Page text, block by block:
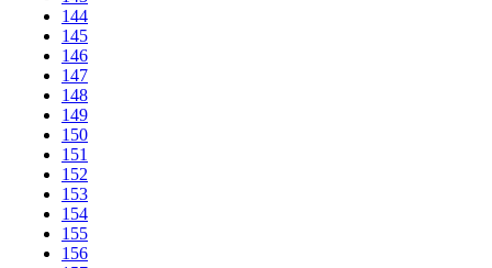
144
145
146
147
148
149
150
151
152
153
154
155
156